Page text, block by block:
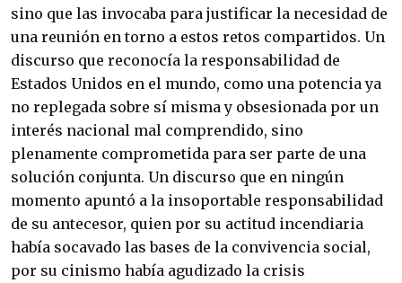
sino que las invocaba para justificar la necesidad de
una reunión en torno a estos retos compartidos. Un
discurso que reconocía la responsabilidad de
Estados Unidos en el mundo, como una potencia ya
no replegada sobre sí misma y obsesionada por un
interés nacional mal comprendido, sino
plenamente comprometida para ser parte de una
solución conjunta. Un discurso que en ningún
momento apuntó a la insoportable responsabilidad
de su antecesor, quien por su actitud incendiaria
había socavado las bases de la convivencia social,
por su cinismo había agudizado la crisis